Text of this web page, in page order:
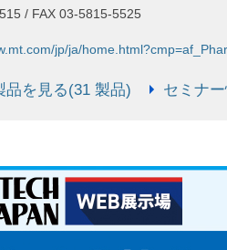
/ FAX 03-5815-5525
jp/ja/
品を見る(31 製品) セミナ